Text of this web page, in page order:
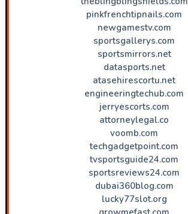
pinkfrenchtipnails.com
newgamestv.com
sportsgallerys.com
sportsmirrors.net
datasports.net
atasehirescortu.net
engineeringtechub.com
jerryescorts.com
attorneylegal.co
voomb.com
techgadgetpoint.com
tvsportsguide24.com
sportsreviews24.com
dubai360blog.com
lucky77slot.org